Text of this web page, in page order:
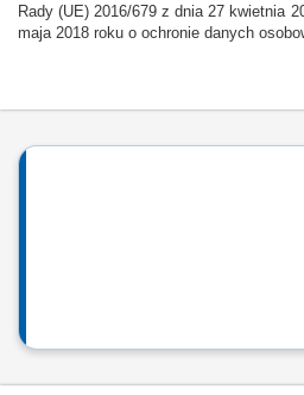
Rady (UE) 2016/679 z dnia 27 kwietnia
maja 2018 roku o ochronie danych